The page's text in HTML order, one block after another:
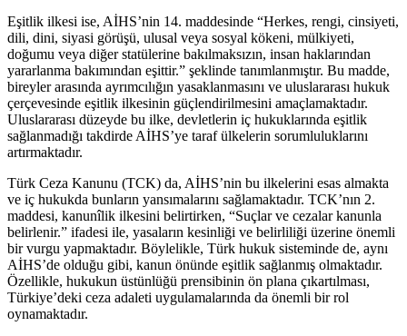
Eşitlik ilkesi ise, AİHS’nin 14. maddesinde “Herkes, rengi, cinsiyeti,
dili,⁣ dini, siyasi görüşü, ⁣ulusal veya sosyal ⁣kökeni,⁤ mülkiyeti,
doğumu veya‍ diğer statülerine bakılmaksızın, insan haklarından
yararlanma bakımından eşittir.” şeklinde tanımlanmıştır. Bu madde,
bireyler arasında ayrımcılığın yasaklanmasını‌ ve uluslararası hukuk‍
çerçevesinde‍ eşitlik ilkesinin güçlendirilmesini amaçlamaktadır.
Uluslararası düzeyde bu ilke, devletlerin iç hukuklarında eşitlik
sağlanmadığı takdirde AİHS’ye taraf ülkelerin sorumluluklarını
artırmaktadır.
Türk Ceza Kanunu (TCK) ​da, AİHS’nin bu ilkelerini esas almakta
‌ve⁢ iç hukukda bunların yansımalarını sağlamaktadır. TCK’nın 2.
maddesi, kanunîlik ilkesini belirtirken, “Suçlar‍ ve cezalar kanunla⁤
belirlenir.” ifadesi⁤ ile, yasaların kesinliği ve ‌belirliliği üzerine ​önemli‍
bir vurgu‌ yapmaktadır. Böylelikle, Türk hukuk sisteminde ⁤de, aynı
AİHS’de olduğu gibi, kanun önünde eşitlik sağlanmış olmaktadır.
Özellikle, hukukun üstünlüğü⁢ prensibinin ön plana​ çıkartılması,
Türkiye’deki ceza adaleti uygulamalarında da​ önemli bir rol
oynamaktadır.